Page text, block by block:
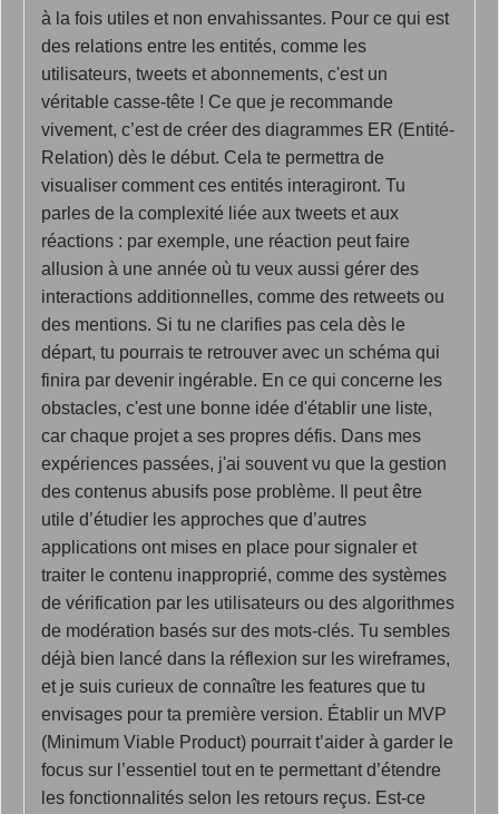
à la fois utiles et non envahissantes. Pour ce qui est
des relations entre les entités, comme les
utilisateurs, tweets et abonnements, c'est un
véritable casse-tête ! Ce que je recommande
vivement, c’est de créer des diagrammes ER (Entité-
Relation) dès le début. Cela te permettra de
visualiser comment ces entités interagiront. Tu
parles de la complexité liée aux tweets et aux
réactions : par exemple, une réaction peut faire
allusion à une année où tu veux aussi gérer des
interactions additionnelles, comme des retweets ou
des mentions. Si tu ne clarifies pas cela dès le
départ, tu pourrais te retrouver avec un schéma qui
finira par devenir ingérable. En ce qui concerne les
obstacles, c'est une bonne idée d'établir une liste,
car chaque projet a ses propres défis. Dans mes
expériences passées, j'ai souvent vu que la gestion
des contenus abusifs pose problème. Il peut être
utile d’étudier les approches que d’autres
applications ont mises en place pour signaler et
traiter le contenu inapproprié, comme des systèmes
de vérification par les utilisateurs ou des algorithmes
de modération basés sur des mots-clés. Tu sembles
déjà bien lancé dans la réflexion sur les wireframes,
et je suis curieux de connaître les features que tu
envisages pour ta première version. Établir un MVP
(Minimum Viable Product) pourrait t’aider à garder le
focus sur l’essentiel tout en te permettant d’étendre
les fonctionnalités selon les retours reçus. Est-ce